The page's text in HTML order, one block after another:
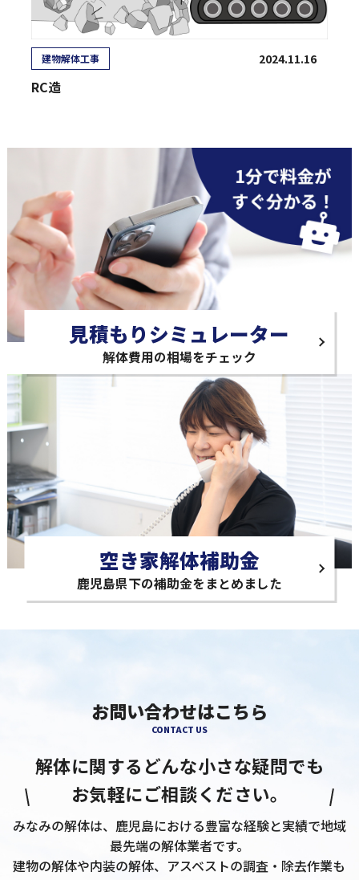
建物解体工事 2024.11.16
RC造
見積もりシミュレーター
解体費用の相場をチェック
空き家解体補助金
鹿児島県下の補助金をまとめました
お問い合わせはこちら
CONTACT US
解体に関するどんな小さな疑問でも
お気軽にご相談ください。
みなみの解体は、鹿児島における豊富な経験と実績で地域
最先端の解体業者です。
建物の解体や内装の解体、アスベストの調査・除去作業も